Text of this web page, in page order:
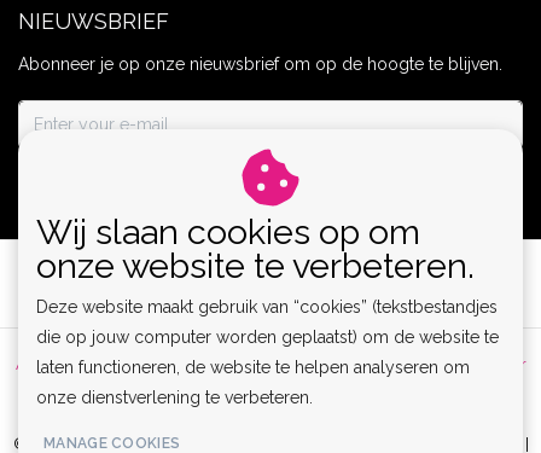
NIEUWSBRIEF
Abonneer je op onze nieuwsbrief om op de hoogte te blijven.
Algemene voorwaarden | Privacy Policy | Sitemap |
Disclaimer
RSS Feed
© Copyright 2026 - Lamor | Clubwear, Lingerie & Kinky Fashion XS-6XL |
Wij slaan cookies op om
onze website te verbeteren.
Deze website maakt gebruik van “cookies” (tekstbestandjes
die op jouw computer worden geplaatst) om de website te
laten functioneren, de website te helpen analyseren om
onze dienstverlening te verbeteren.
MANAGE COOKIES